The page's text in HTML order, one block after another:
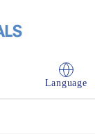
Language